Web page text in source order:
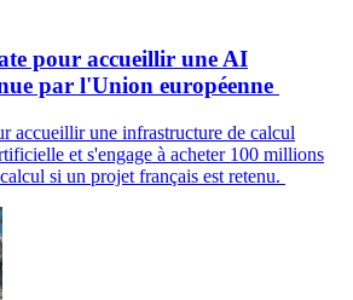
pour accueillir une AI
par l'Union européenne
accueillir une infrastructure de calcul
et s'engage à acheter 100 millions
si un projet français est retenu.